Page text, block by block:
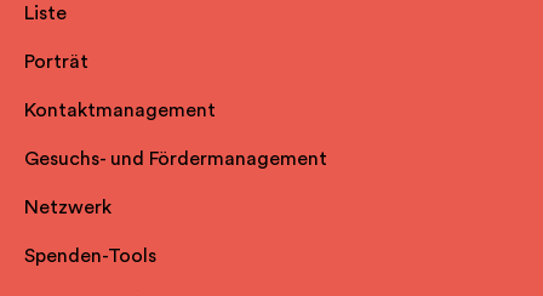
Liste
Porträt
Kontaktmanagement
Gesuchs- und Fördermanagement
Netzwerk
Spenden-Tools